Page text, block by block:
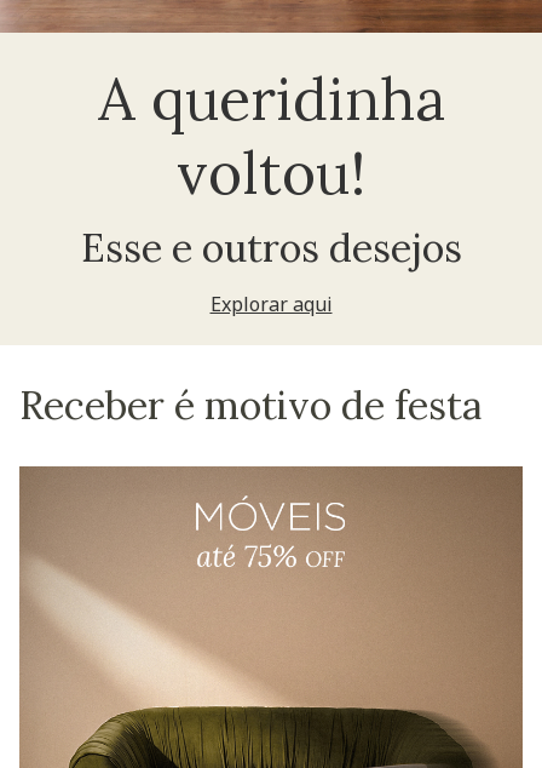
A queridinha
voltou!
Esse e outros desejos
Explorar aqui
Receber é motivo de festa